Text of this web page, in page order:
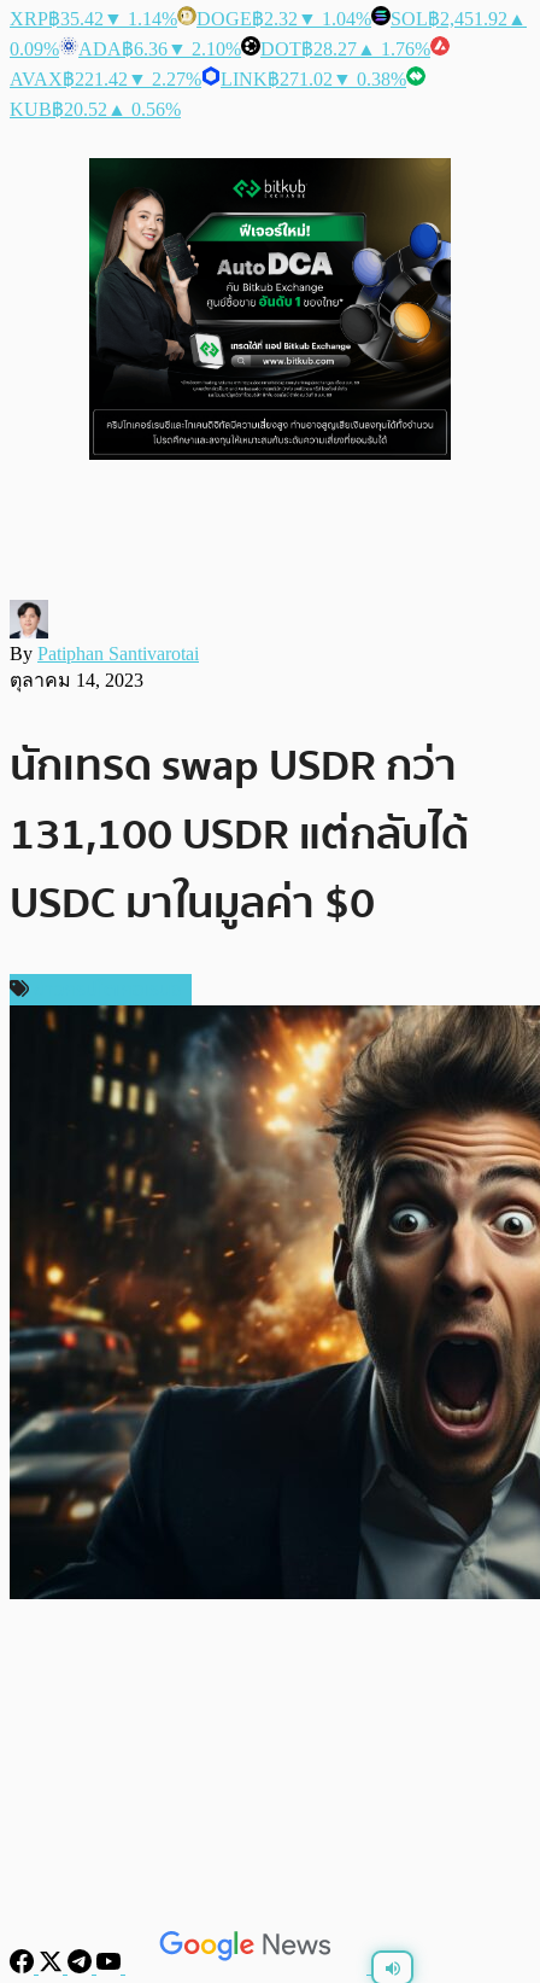
XRP฿35.42 ▼ 1.14% DOGE฿2.32 ▼ 1.04% SOL฿2,451.92 ▲
0.09%
ADA฿6.36▼ 2.10% DOT฿28.27 ▲ 1.76%
AVAX฿221.42 ▼ 2.27% LINK฿271.02 ▼ 0.38%
KUB฿20.52 ▲ 0.56%
By Patiphan Santivarotai
ตุลาคม 14, 2023
นักเทรด swap USDR กว่า
131,100 USDR แต่กลับได้
USDC มาในมูลค่า $0